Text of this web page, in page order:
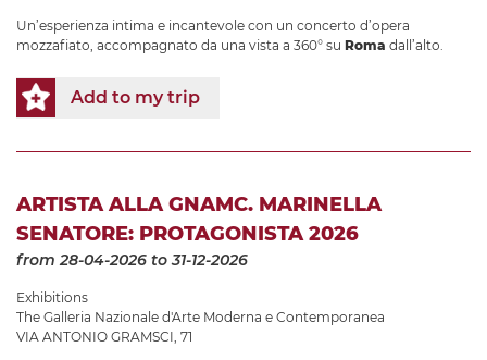
Un’esperienza intima e incantevole con un concerto d’opera
mozzafiato, accompagnato da una vista a 360° su Roma dall’alto.
Add to my trip
ARTISTA ALLA GNAMC. MARINELLA
SENATORE: PROTAGONISTA 2026
from 28-04-2026 to 31-12-2026
Exhibitions
The Galleria Nazionale d'Arte Moderna e Contemporanea
VIA ANTONIO GRAMSCI, 71